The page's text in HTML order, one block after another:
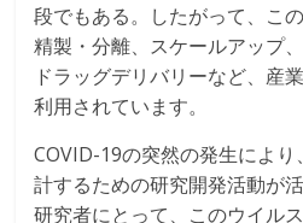
段でもある。したがって、こ
精製・分離、スケールアップ
ドラッグデリバリーなど、産
利用されています。
COVID-19の突然の発生によ
計するための研究開発活動が
研究者にとって、このウイル